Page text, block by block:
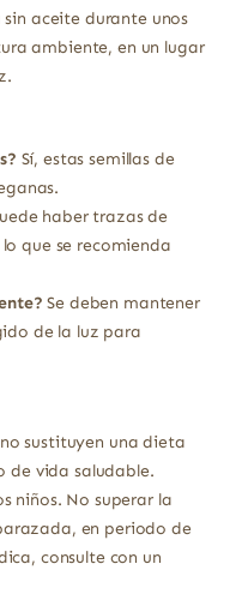
aceite durante unos
ambiente, en un lugar
Sí, estas semillas de
haber trazas de
que se recomienda
Se deben mantener
de la luz para
sustituyen una dieta
de vida saludable.
niños. No superar la
en periodo de
consulte con un